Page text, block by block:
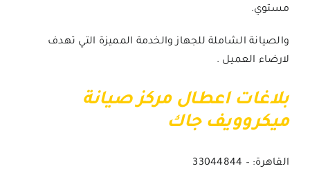
مستوي.
والصيانة الشاملة للجهاز والخدمة المميزة التي تهدف
لارضاء العميل .
بلاغات اعطال مركز صيانة
ميكروويف جاك
القاهرة: – 33044844